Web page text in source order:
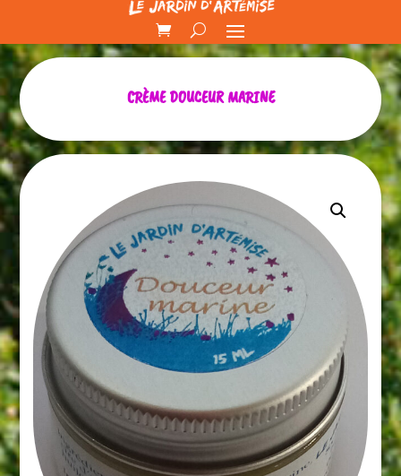
CRÈME DOUCEUR MARINE